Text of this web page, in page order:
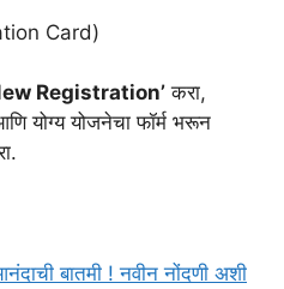
Card)
Registration’ करा,
योग्य योजनेचा फॉर्म भरून
बातमी ! नवीन नोंदणी अशी